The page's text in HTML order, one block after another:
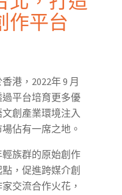
作平台
港，2022年 9 月
平台培育更多優
創產業環境注入
佔有一席之地。
族群的原始創作
，促進跨媒介創
交流合作火花，